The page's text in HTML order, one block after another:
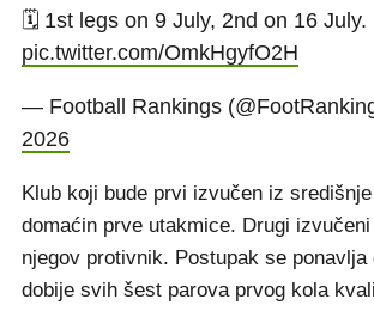
🗓️ 1st legs on 9 July, 2nd on 16 July.
pic.twitter.com/OmkHgyfO2H
— Football Rankings
2026
Klub koji bude prvi izvučen iz
domaćin prve utakmice. Drugi
njegov protivnik. Postupak se ponavlja
dobije svih šest parova prvog kola